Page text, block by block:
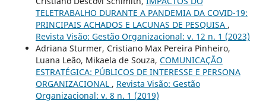
TELETRABALHO DURANTE A PANDEMIA DA COVID-19:
PRINCIPAIS ACHADOS E LACUNAS DE PESQUISA ,
Revista Visão: Gestão Organizacional: v. 12 n. 1 (2023)
Adriana Sturmer, Cristiano Max Pereira Pinheiro,
Luana Leão, Mikaela de Souza, COMUNICAÇÃO
ESTRATÉGICA: PÚBLICOS DE INTERESSE E PERSONA
ORGANIZACIONAL , Revista Visão: Gestão
Organizacional: v. 8 n. 1 (2019)